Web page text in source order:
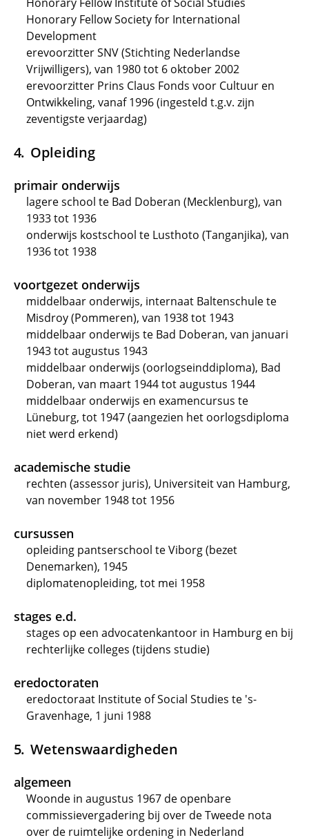
Honorary Fellow Society for International
Development
erevoorzitter SNV (Stichting Nederlandse
Vrijwilligers), van 1980 tot 6 oktober 2002
erevoorzitter Prins Claus Fonds voor Cultuur en
Ontwikkeling, vanaf 1996 (ingesteld t.g.v. zijn
zeventigste verjaardag)
Opleiding
primair onderwijs
lagere school te Bad Doberan (Mecklenburg), van
1933 tot 1936
onderwijs kostschool te Lusthoto (Tanganjika), van
1936 tot 1938
voortgezet onderwijs
middelbaar onderwijs, internaat Baltenschule te
Misdroy (Pommeren), van 1938 tot 1943
middelbaar onderwijs te Bad Doberan, van januari
1943 tot augustus 1943
middelbaar onderwijs (oorlogseinddiploma), Bad
Doberan, van maart 1944 tot augustus 1944
middelbaar onderwijs en examencursus te
Lüneburg, tot 1947 (aangezien het oorlogsdiploma
niet werd erkend)
academische studie
rechten (assessor juris), Universiteit van Hamburg,
van november 1948 tot 1956
cursussen
opleiding pantserschool te Viborg (bezet
Denemarken), 1945
diplomatenopleiding, tot mei 1958
stages e.d.
stages op een advocatenkantoor in Hamburg en bij
rechterlijke colleges (tijdens studie)
eredoctoraten
eredoctoraat Institute of Social Studies te 's-
Gravenhage, 1 juni 1988
Wetenswaardigheden
algemeen
Woonde in augustus 1967 de openbare
commissievergadering bij over de Tweede nota
over de ruimtelijke ordening in Nederland